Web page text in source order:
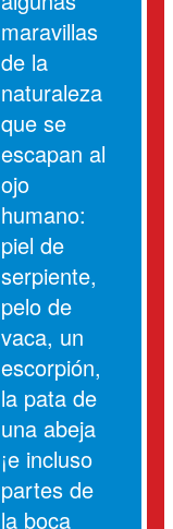
maravillas
de la
naturaleza
que se
escapan al
ojo
humano:
piel de
serpiente,
pelo de
vaca, un
escorpión,
la pata de
una abeja
¡e incluso
partes de
la boca